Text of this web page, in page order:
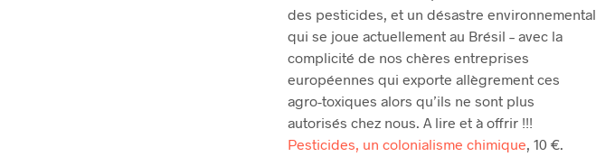
des pesticides, et un désastre environnemental
qui se joue actuellement au Brésil – avec la
complicité de nos chères entreprises
européennes qui exporte allègrement ces
agro-toxiques alors qu’ils ne sont plus
autorisés chez nous. A lire et à offrir !!!
Pesticides, un colonialisme chimique, 10 €.